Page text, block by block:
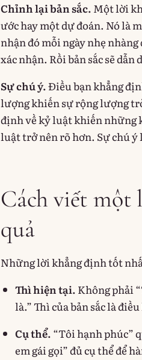
Chỉnh lại bản sắc. Một lời
ước hay một dự đoán. Nó là
nhận đó mỗi ngày nhẹ
xác nhận. Rồi bản sắc sẽ dẫn
Sự chú ý.Điều bạn khẳng
lượng khiến sự rộng lượng
định về kỷ luật khiến những
luật trở nên rõ hơn. Sự chú ý
Cách viết một
quả
Những lời khẳng định tốt
Thì hiện tại. Không phải
là.” Thì của bản sắc là
Cụ thể. “Tôi hạnh phúc”
em gái gọi” đủ cụ thể để